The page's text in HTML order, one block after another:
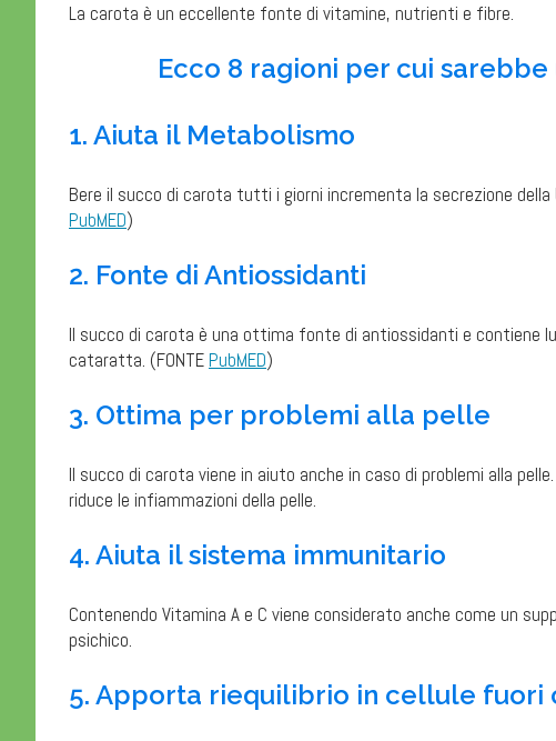
La carota è un eccellente fonte di vitamine, nutrienti e fibre.
Ecco 8 ragioni per cui
1. Aiuta il Metabolismo
Bere il succo di carota tutti i giorni incrementa la secrezione
PubMED)
2. Fonte di Antiossidanti
Il succo di carota è una ottima fonte di antiossidanti e contiene
cataratta. (FONTEPubMED)
3. Ottima per problemi alla pelle
Il succo di carota viene in aiuto anche in caso di problemi alla
riduce le infiammazioni della pelle.
4. Aiuta il sistema immunitario
Contenendo Vitamina A e C viene considerato anche come un
psichico.
5. Apporta riequilibrio in cellule fuori